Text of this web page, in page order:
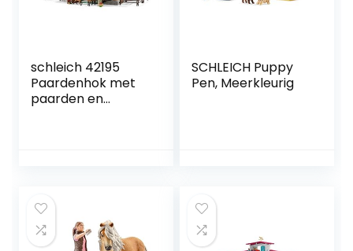
schleich 42195
Paardenhok met
paarden en
SCHLEICH Puppy
Pen, Meerkleurig